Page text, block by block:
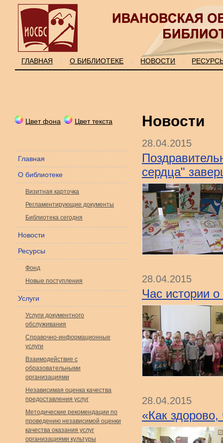
ГЛАВНАЯ О БИБЛИОТЕКЕ НОВОСТИ
Цвет фона Цвет текста
Главная
О библиотеке
Визитная карточка
Регламентирующие документы
Библиотека сегодня
Новости
Ресурсы
Фонд
Новые поступления
Услуги
Услуги документного
обслуживания
Справочно-информационные
услуги
Взаимодействие с
образовательными
организациями
Независимая оценка качества
предоставления услуг
Методические рекомендации по
проведению независимой оценки
качества оказания услуг
организациями культуры
Новости
28.04.2015
сердца"
28.04.2015
Час истории о
28.04.2015
«Как